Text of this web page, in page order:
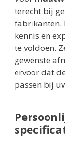
terecht bij
fabrikanten.
kennis en
te voldoen.
gewenste
ervoor dat
passen bij